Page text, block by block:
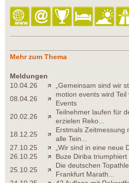
Mehr zum Thema
Meldungen
10.04.26
„Gemeinsam sind wir
08.04.26
motion events wird
Events
20.02.26
Teilnehmer laufen für
erzielen Reko...
18.12.25
Erstmals Zeitmessung
alle Tein...
27.10.25
„Wir sind in eine neue
26.10.25
Buze Diriba
25.10.25
Die deutschen
Frankfurt Marath...